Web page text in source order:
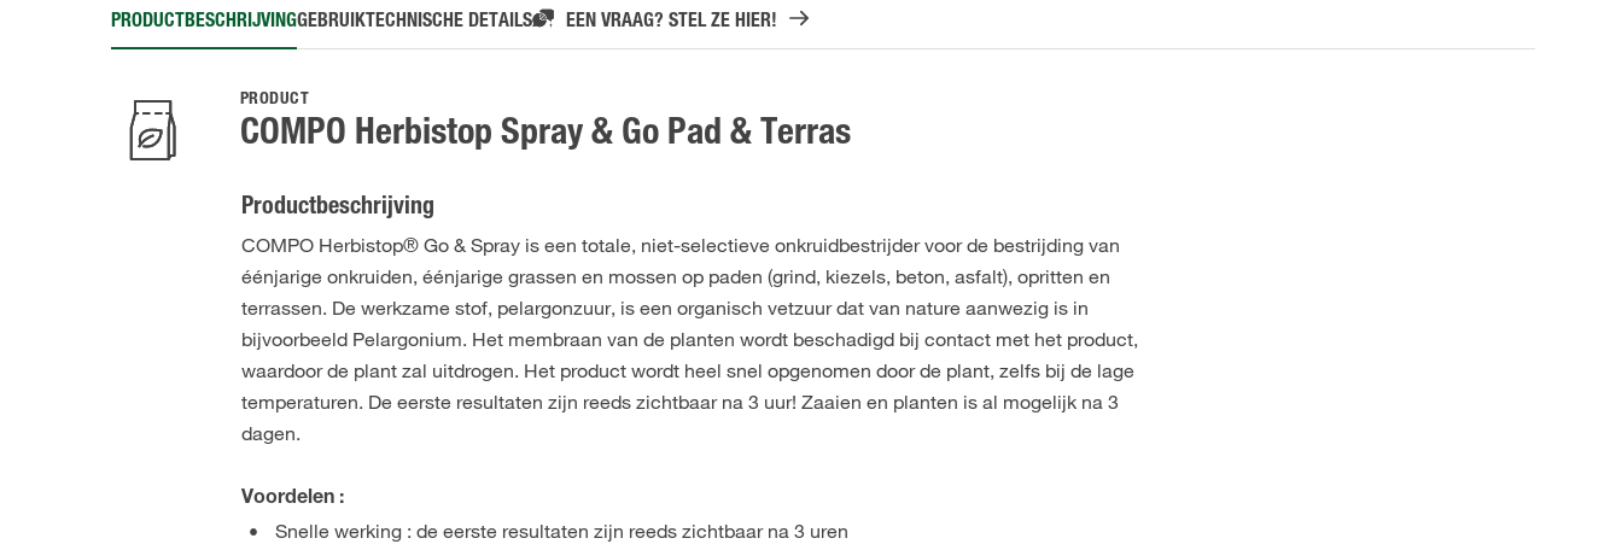
PRODUCTBESCHRIJVINGGEBRUIKTECHNISCHE DETAILS EEN VRAAG? STEL ZE HIER!
PRODUCT
COMPO Herbistop Spray & Go Pad & Terras
Productbeschrijving
COMPO Herbistop® Go & Spray is een totale, niet-selectieve onkruidbestrijder voor de bestrijding van
éénjarige onkruiden, éénjarige grassen en mossen op paden (grind, kiezels, beton, asfalt), opritten en
terrassen. De werkzame stof, pelargonzuur, is een organisch vetzuur dat van nature aanwezig is in
bijvoorbeeld Pelargonium. Het membraan van de planten wordt beschadigd bij contact met het product,
waardoor de plant zal uitdrogen. Het product wordt heel snel opgenomen door de plant, zelfs bij de lage
temperaturen. De eerste resultaten zijn reeds zichtbaar na 3 uur! Zaaien en planten is al mogelijk na 3
dagen.
Voordelen :
Snelle werking : de eerste resultaten zijn reeds zichtbaar na 3 uren